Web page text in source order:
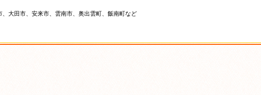
、大田市、安来市、雲南市、奥出雲町、飯南町など